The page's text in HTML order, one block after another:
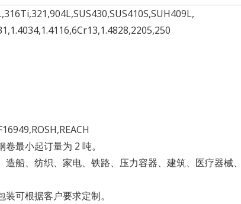
最小起订量为 2 吨。
造船、纺织、家电、铁路、压力容器、建筑、医疗器械
可根据客户要求定制。